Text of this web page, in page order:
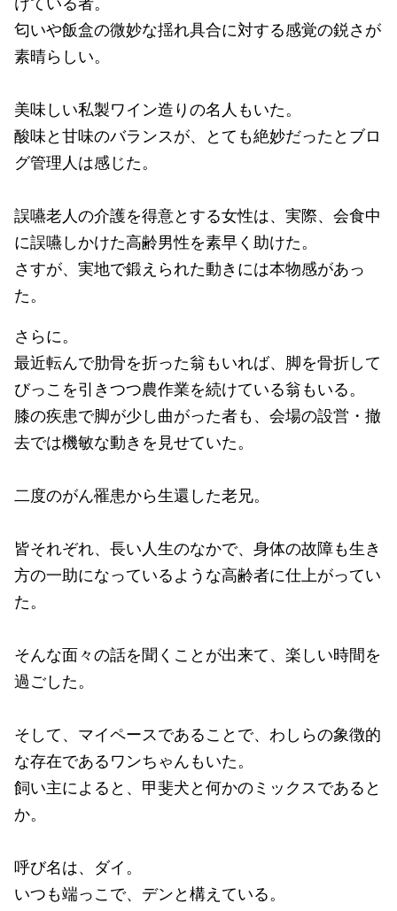
けている者。
匂いや飯盒の微妙な揺れ具合に対する感覚の鋭さが
素晴らしい。
美味しい私製ワイン造りの名人もいた。
酸味と甘味のバランスが、とても絶妙だったとブロ
グ管理人は感じた。
誤嚥老人の介護を得意とする女性は、実際、会食中
に誤嚥しかけた高齢男性を素早く助けた。
さすが、実地で鍛えられた動きには本物感があっ
た。
さらに。
最近転んで肋骨を折った翁もいれば、脚を骨折して
びっこを引きつつ農作業を続けている翁もいる。
膝の疾患で脚が少し曲がった者も、会場の設営・撤
去では機敏な動きを見せていた。
二度のがん罹患から生還した老兄。
皆それぞれ、長い人生のなかで、身体の故障も生き
方の一助になっているような高齢者に仕上がってい
た。
そんな面々の話を聞くことが出来て、楽しい時間を
過ごした。
そして、マイペースであることで、わしらの象徴的
な存在であるワンちゃんもいた。
飼い主によると、甲斐犬と何かのミックスであると
か。
呼び名は、ダイ。
いつも端っこで、デンと構えている。